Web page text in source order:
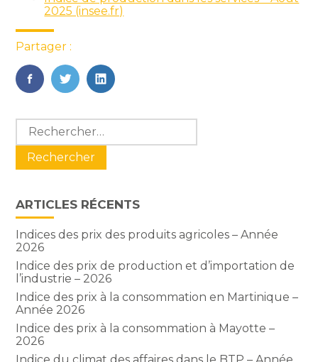
2025 (insee.fr)
Partager :
FaceBook
TwitterLinkedIn
Blog
sidebar
Rechercher :
ARTICLES RÉCENTS
Indices des prix des produits agricoles – Année
2026
Indice des prix de production et d’importation de
l’industrie – 2026
Indice des prix à la consommation en Martinique –
Année 2026
Indice des prix à la consommation à Mayotte –
2026